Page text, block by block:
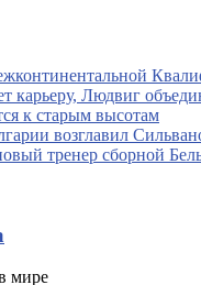
карьеру, Людвиг
к старым высотам
возглавил
тренер сборной
мире